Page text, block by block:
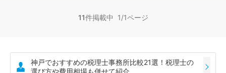
11件掲載中 1/1ページ
神戸でおすすめの税理士事務所比較21選！税理士の